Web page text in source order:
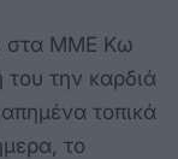
στα ΜΜΕ Κω
την καρδιά
τοπικά
το